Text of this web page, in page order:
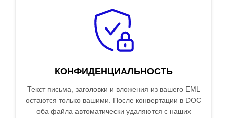
КОНФИДЕНЦИАЛЬНОСТЬ
Текст письма, заголовки и вложения из вашего EML
остаются только вашими. После конвертации в DOC
оба файла автоматически удаляются с наших